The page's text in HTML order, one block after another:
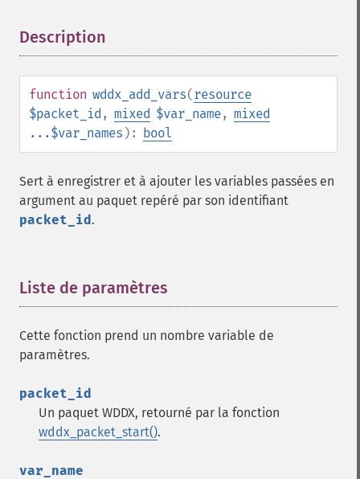
Description
function wddx_add_vars(resource
$packet_id , mixed $var_name, mixed
...$var_names ): bool
Sert à enregistrer et à ajouter les variables passées en
argument au paquet repéré par son identifiant
packet_id.
Liste de paramètres
Cette fonction prend un nombre variable de
paramètres.
packet_id
Un paquet WDDX, retourné par la fonction
wddx_packet_start().
var_name